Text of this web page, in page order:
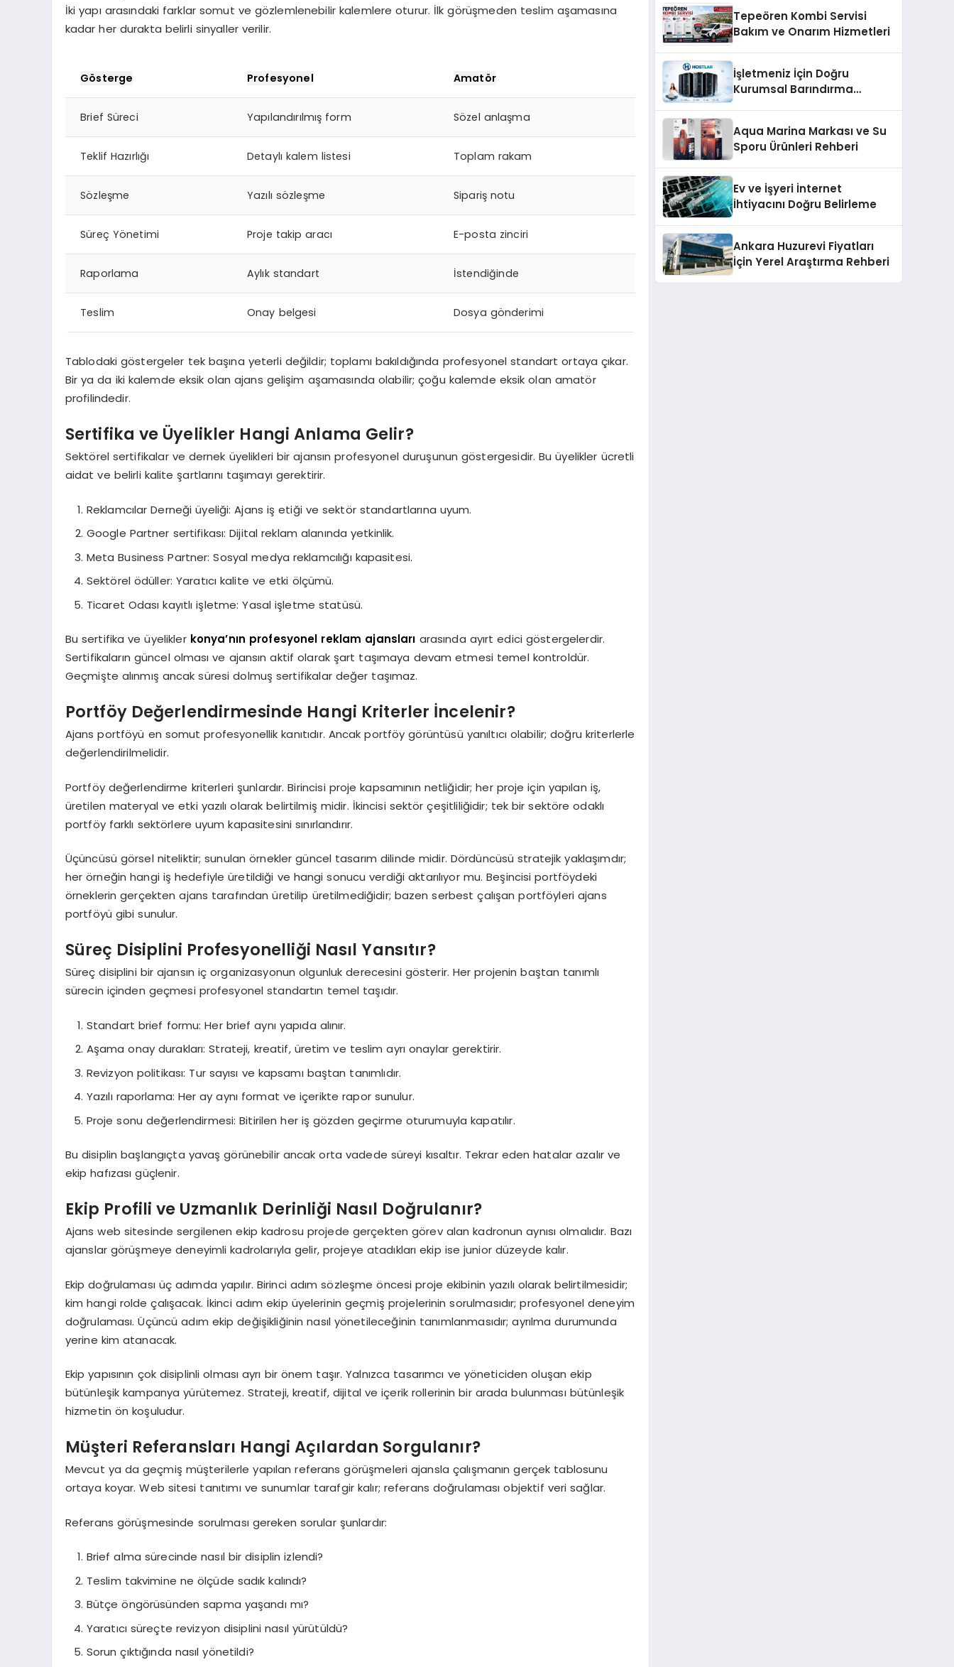
İki yapı arasındaki farklar somut ve gözlemlenebilir kalemlere oturur. İlk görüşmeden teslim aşamasına
kadar her durakta belirli sinyaller verilir.
Gösterge Profesyonel Amatör
Brief Süreci Yapılandırılmış form Sözel anlaşma
Teklif Hazırlığı Detaylı kalem listesi Toplam rakam
Sözleşme Yazılı sözleşme Sipariş notu
Süreç Yönetimi Proje takip aracı E-posta zinciri
Raporlama Aylık standart İstendiğinde
Teslim Onay belgesi Dosya gönderimi
Tablodaki göstergeler tek başına yeterli değildir; toplamı bakıldığında profesyonel standart ortaya çıkar.
Bir ya da iki kalemde eksik olan ajans gelişim aşamasında olabilir; çoğu kalemde eksik olan amatör
profilindedir.
Sertifika ve Üyelikler Hangi Anlama Gelir?
Sektörel sertifikalar ve dernek üyelikleri bir ajansın profesyonel duruşunun göstergesidir. Bu üyelikler ücretli
aidat ve belirli kalite şartlarını taşımayı gerektirir.
Reklamcılar Derneği üyeliği: Ajans iş etiği ve sektör standartlarına uyum.
Google Partner sertifikası: Dijital reklam alanında yetkinlik.
Meta Business Partner: Sosyal medya reklamcılığı kapasitesi.
Sektörel ödüller: Yaratıcı kalite ve etki ölçümü.
Ticaret Odası kayıtlı işletme: Yasal işletme statüsü.
Bu sertifika ve üyelikler konya’nın profesyonel reklam ajansları arasında ayırt edici göstergelerdir.
Sertifikaların güncel olması ve ajansın aktif olarak şart taşımaya devam etmesi temel kontroldür.
Geçmişte alınmış ancak süresi dolmuş sertifikalar değer taşımaz.
Portföy Değerlendirmesinde Hangi Kriterler İncelenir?
Ajans portföyü en somut profesyonellik kanıtıdır. Ancak portföy görüntüsü yanıltıcı olabilir; doğru kriterlerle
değerlendirilmelidir.
Portföy değerlendirme kriterleri şunlardır. Birincisi proje kapsamının netliğidir; her proje için yapılan iş,
üretilen materyal ve etki yazılı olarak belirtilmiş midir. İkincisi sektör çeşitliliğidir; tek bir sektöre odaklı
portföy farklı sektörlere uyum kapasitesini sınırlandırır.
Üçüncüsü görsel niteliktir; sunulan örnekler güncel tasarım dilinde midir. Dördüncüsü stratejik yaklaşımdır;
her örneğin hangi iş hedefiyle üretildiği ve hangi sonucu verdiği aktarılıyor mu. Beşincisi portföydeki
örneklerin gerçekten ajans tarafından üretilip üretilmediğidir; bazen serbest çalışan portföyleri ajans
portföyü gibi sunulur.
Süreç Disiplini Profesyonelliği Nasıl Yansıtır?
Süreç disiplini bir ajansın iç organizasyonun olgunluk derecesini gösterir. Her projenin baştan tanımlı
sürecin içinden geçmesi profesyonel standartın temel taşıdır.
Standart brief formu: Her brief aynı yapıda alınır.
Aşama onay durakları: Strateji, kreatif, üretim ve teslim ayrı onaylar gerektirir.
Revizyon politikası: Tur sayısı ve kapsamı baştan tanımlıdır.
Yazılı raporlama: Her ay aynı format ve içerikte rapor sunulur.
Proje sonu değerlendirmesi: Bitirilen her iş gözden geçirme oturumuyla kapatılır.
Bu disiplin başlangıçta yavaş görünebilir ancak orta vadede süreyi kısaltır. Tekrar eden hatalar azalır ve
ekip hafızası güçlenir.
Ekip Profili ve Uzmanlık Derinliği Nasıl Doğrulanır?
Ajans web sitesinde sergilenen ekip kadrosu projede gerçekten görev alan kadronun aynısı olmalıdır. Bazı
ajanslar görüşmeye deneyimli kadrolarıyla gelir, projeye atadıkları ekip ise junior düzeyde kalır.
Ekip doğrulaması üç adımda yapılır. Birinci adım sözleşme öncesi proje ekibinin yazılı olarak belirtilmesidir;
kim hangi rolde çalışacak. İkinci adım ekip üyelerinin geçmiş projelerinin sorulmasıdır; profesyonel deneyim
doğrulaması. Üçüncü adım ekip değişikliğinin nasıl yönetileceğinin tanımlanmasıdır; ayrılma durumunda
yerine kim atanacak.
Ekip yapısının çok disiplinli olması ayrı bir önem taşır. Yalnızca tasarımcı ve yöneticiden oluşan ekip
bütünleşik kampanya yürütemez. Strateji, kreatif, dijital ve içerik rollerinin bir arada bulunması bütünleşik
hizmetin ön koşuludur.
Müşteri Referansları Hangi Açılardan Sorgulanır?
Mevcut ya da geçmiş müşterilerle yapılan referans görüşmeleri ajansla çalışmanın gerçek tablosunu
ortaya koyar. Web sitesi tanıtımı ve sunumlar tarafgir kalır; referans doğrulaması objektif veri sağlar.
Referans görüşmesinde sorulması gereken sorular şunlardır:
Brief alma sürecinde nasıl bir disiplin izlendi?
Teslim takvimine ne ölçüde sadık kalındı?
Bütçe öngörüsünden sapma yaşandı mı?
Yaratıcı süreçte revizyon disiplini nasıl yürütüldü?
Sorun çıktığında nasıl yönetildi?
Tepeören Kombi Servisi
Bakım ve Onarım Hizmetleri
İşletmeniz İçin Doğru
Kurumsal Barındırma
Aqua Marina Markası ve Su
Sporu Ürünleri Rehberi
Ev ve İşyeri İnternet
İhtiyacını Doğru Belirleme
Ankara Huzurevi Fiyatları
İçin Yerel Araştırma Rehberi